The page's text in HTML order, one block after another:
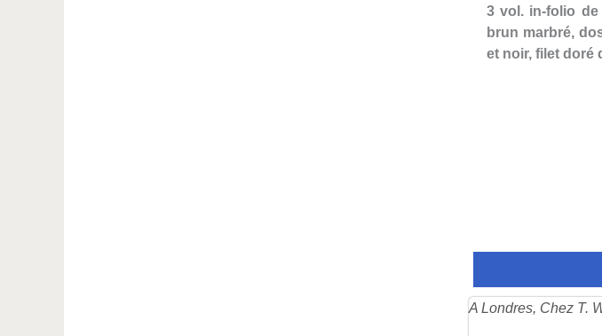
3 vol. in-folio de
brun marbré,
et noir, filet doré
A Londres, Chez T.